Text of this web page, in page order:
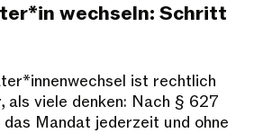
wechseln: Schritt
ist rechtlich
als viele denken: Nach § 627
Mandat jederzeit und ohne